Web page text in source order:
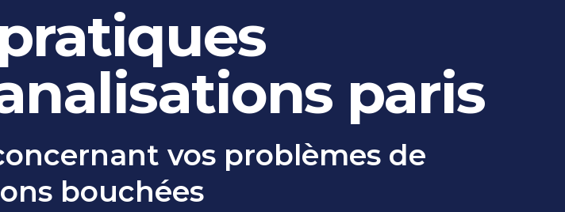
paris
vos problèmes de
bouchées